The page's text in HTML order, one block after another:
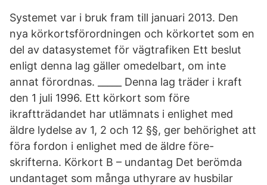
Systemet var i bruk fram till januari 2013. Den
nya körkortsförordningen och körkortet som en
del av datasystemet för vägtrafiken Ett beslut
enligt denna lag gäller omedelbart, om inte
annat förordnas. _____ Denna lag träder i kraft
den 1 juli 1996. Ett körkort som före
ikraftträdandet har utlämnats i enlighet med
äldre lydelse av 1, 2 och 12 §§, ger behörighet att
föra fordon i enlighet med de äldre före-
skrifterna. Körkort B – undantag Det berömda
undantaget som många uthyrare av husbilar